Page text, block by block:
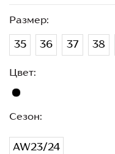
Размер:
35 36 37 38
Цвет:
Сезон:
AW23/24